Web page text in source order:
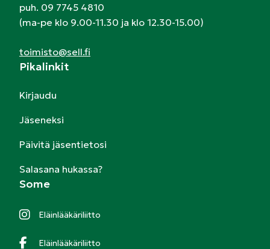
puh. 09 7745 4810
(ma-pe klo 9.00-11.30 ja klo 12.30-15.00)
toimisto@sell.fi
Pikalinkit
Kirjaudu
Jäseneksi
Päivitä jäsentietosi
Salasana hukassa?
Some
Eläinlääkäriliitto
Eläinlääkäriliitto